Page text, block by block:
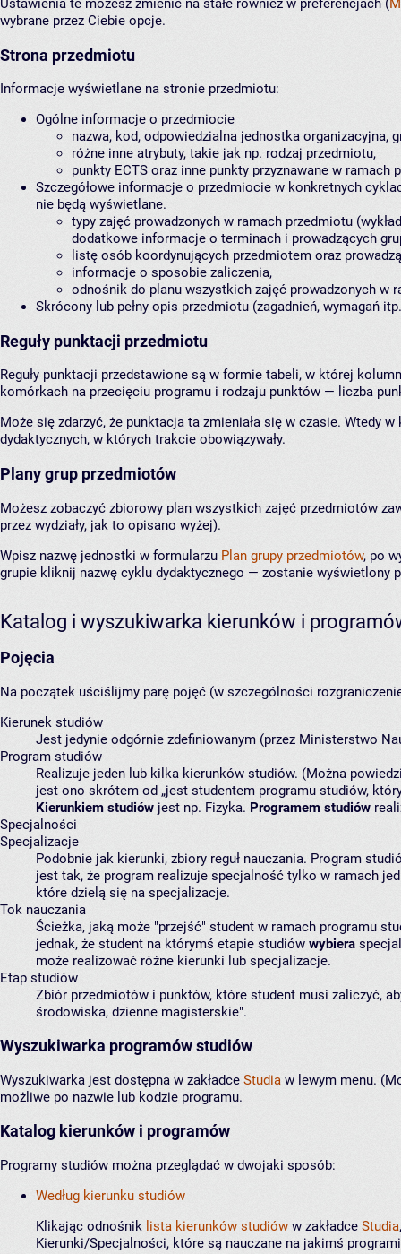
Ustawienia te możesz zmienić na stałe również w preferencjach (
wybrane przez Ciebie opcje.
Strona przedmiotu
Informacje wyświetlane na stronie przedmiotu:
Ogólne informacje o przedmiocie
nazwa, kod, odpowiedzialna jednostka organizacyjna,
różne inne atrybuty, takie jak np. rodzaj przedmiotu,
punkty ECTS oraz inne punkty przyznawane w
Szczegółowe informacje o przedmiocie w konkretnych
nie będą wyświetlane.
typy zajęć prowadzonych w ramach przedmiotu
dodatkowe informacje o terminach i prowadzących
listę osób koordynujących przedmiotem oraz
informacje o sposobie zaliczenia,
odnośnik do planu wszystkich zajęć prowadzonych w
Skrócony lub pełny opis przedmiotu (zagadnień, wymagań
Reguły punktacji przedmiotu
Reguły punktacji przedstawione są w formie tabeli, w której
komórkach na przecięciu programu i rodzaju punktów — liczba
Może się zdarzyć, że punktacja ta zmieniała się w czasie.
dydaktycznych, w których trakcie obowiązywały.
Plany grup przedmiotów
Możesz zobaczyć zbiorowy plan wszystkich zajęć przedmiotów
przez wydziały, jak to opisano wyżej).
Wpisz nazwę jednostki w formularzu Plan grupy przedmiotów, po
grupie kliknij nazwę cyklu dydaktycznego — zostanie wyświetlony
Katalog i wyszukiwarka kierunków i
Pojęcia
Na początek uściślijmy parę pojęć (w szczególności
Kierunek studiów
Jest jedynie odgórnie zdefiniowanym (przez Ministerstwo
Program studiów
Realizuje jeden lub kilka kierunków studiów. (Można
jest ono skrótem od jest studentem programu studiów,
Kierunkiem studiów jest np. Fizyka. Programem studiów
Specjalności
Specjalizacje
Podobnie jak kierunki, zbiory reguł nauczania. Program
jest tak, że program realizuje specjalność tylko w ramach
które dzielą się na specjalizacje.
Tok nauczania
Ścieżka, jaką może "przejść" student w ramach programu
jednak, że student na którymś etapie studiów wybiera
może realizować różne kierunki lub specjalizacje.
Etap studiów
Zbiór przedmiotów i punktów, które student musi zaliczyć,
środowiska, dzienne magisterskie".
Wyszukiwarka programów studiów
Wyszukiwarka jest dostępna w zakładce Studia w lewym menu.
możliwe po nazwie lub kodzie programu.
Katalog kierunków i programów
Programy studiów można przeglądać w dwojaki sposób:
Według kierunku studiów
Klikając odnośnik lista kierunków studiów w zakładce Studia
Kierunki/Specjalności, które są nauczane na jakimś